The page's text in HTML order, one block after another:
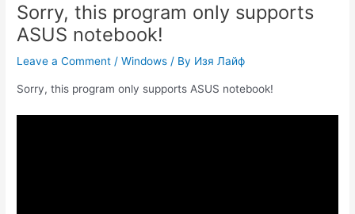
Sorry, this program only supports
ASUS notebook!
Leave a Comment /Windows / By Изя Лайф
Sorry, this program only supports ASUS notebook!